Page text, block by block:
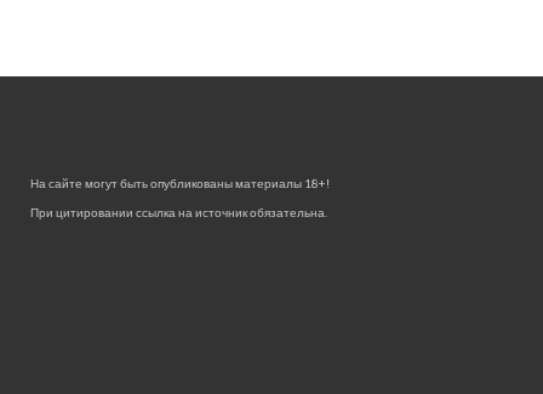
На сайте могут быть опубликованы материалы 18+!
При цитировании ссылка на источник обязательна.